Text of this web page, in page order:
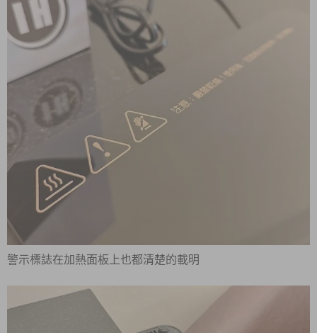
警示標誌在加熱面板上也都清楚的載明